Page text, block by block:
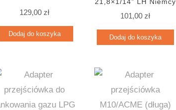
129,00zł
Dodaj do koszyka
21,8×1/14” LH Niemcy
101,00zł
Dodaj do koszyka